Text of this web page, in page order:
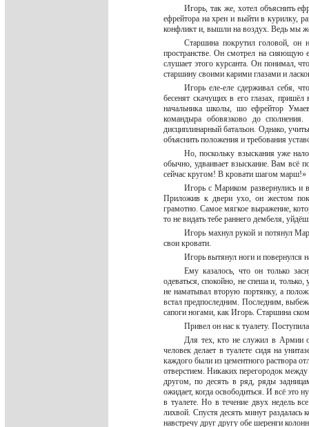
Игорь, так же, хотел объяснить
ефрейтора на хрен и выйти в курилку,
конфликт и, вышли на воздух. Ведь мы
Старшина покрутил головой, он
пространстве. Он смотрел на
слушает этого курсанта. Он понимал,
старшину своими карими глазами и
Игорь еле-еле сдерживал себя,
бесенят скачущих в его глазах,
начальника школы, шо ефрейтор
командыра обовязково до
дисциплинарный батальон. Однако,
объяснить положения и требования
Но, поскольку взыскания уже
обычно, удваивает взыскание. Вам всё
сейчас кругом! В кровати шагом марш!»
Игорь с Мариком развернулись и
Приложив к двери ухо, он жестом
грамотно. Самое мягкое выражение,
то не видать тебе раннего дембеля,
Игорь махнул рукой и потянул
свои кровати.
Игорь вытянул ноги и повернулся
Ему казалось, что он только
одеваться, спокойно, не спеша и,
не наматывал вторую портянку, а
встал предпоследним. Последним,
сапоги ногами, как Игорь. Старшина
Привел он нас к туалету.
Для тех, кто не служил в Армии
человек делает в туалете сидя на
каждого были из цементного раствора
отверстием. Никаких перегородок
другом, по десять в ряд, ряды
ожидает, когда освободиться. И всё это
в туалете. Но в течение двух недель
лихвой. Спустя десять минут раздалась
навстречу друг другу обе шеренги